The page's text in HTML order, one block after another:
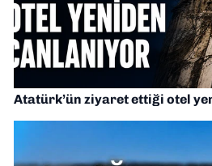
Atatürk’ün ziyaret ettiği otel